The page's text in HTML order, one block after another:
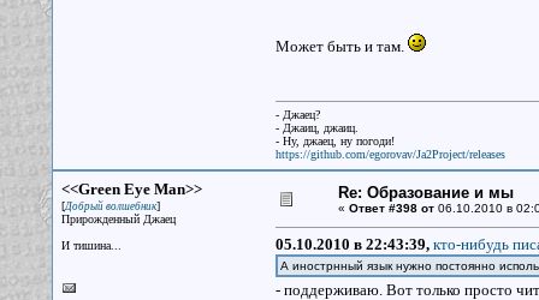
Может быть и там.
- Джаец?
- Джаиц, джаиц.
- Ну, джаец, ну погоди!
https://github.com/egorovav/Ja2Project/releases
<<Green Eye Man>>
[Добрый волшебник]
Прирожденный Джаец
И тишина...
Re: Образование и мы
« Ответ #398 от06.10.2010 в
05.10.2010 в 22:43:39, кто-нибудь
А инострнный язык нужно постоянно
- поддерживаю. Вот только просто